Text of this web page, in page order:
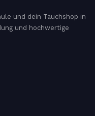
und dein Tauchshop in
und hochwertige